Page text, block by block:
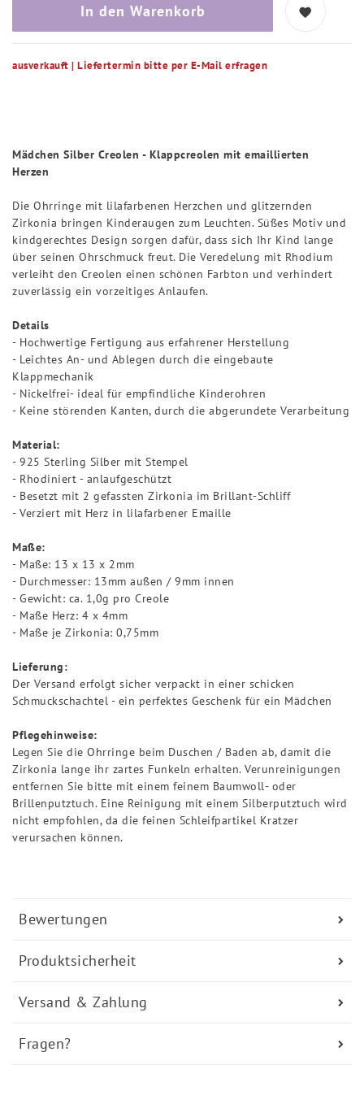
In den Warenkorb
ausverkauft | Liefertermin bitte per E-Mail erfragen
Bewertungen
Produktsicherheit
Versand & Zahlung
Fragen?
Mädchen Silber Creolen - Klappcreolen mit emaillierten
Herzen
Die Ohrringe mit lilafarbenen Herzchen und glitzernden
Zirkonia bringen Kinderaugen zum Leuchten. Süßes Motiv und
kindgerechtes Design sorgen dafür, dass sich Ihr Kind lange
über seinen Ohrschmuck freut. Die Veredelung mit Rhodium
verleiht den Creolen einen schönen Farbton und verhindert
zuverlässig ein vorzeitiges Anlaufen.
Details
- Hochwertige Fertigung aus erfahrener Herstellung
- Leichtes An- und Ablegen durch die eingebaute
Klappmechanik
- Nickelfrei- ideal für empfindliche Kinderohren
- Keine störenden Kanten, durch die abgerundete Verarbeitung
Material:
- 925 Sterling Silber mit Stempel
- Rhodiniert - anlaufgeschützt
- Besetzt mit 2 gefassten Zirkonia im Brillant-Schliff
- Verziert mit Herz in lilafarbener Emaille
Maße:
- Maße: 13 x 13 x 2mm
- Durchmesser: 13mm außen / 9mm innen
- Gewicht: ca. 1,0g pro Creole
- Maße Herz: 4 x 4mm
- Maße je Zirkonia: 0,75mm
Lieferung:
Der Versand erfolgt sicher verpackt in einer schicken
Schmuckschachtel - ein perfektes Geschenk für ein Mädchen
Pflegehinweise:
Legen Sie die Ohrringe beim Duschen / Baden ab, damit die
Zirkonia lange ihr zartes Funkeln erhalten. Verunreinigungen
entfernen Sie bitte mit einem feinem Baumwoll- oder
Brillenputztuch. Eine Reinigung mit einem Silberputztuch wird
nicht empfohlen, da die feinen Schleifpartikel Kratzer
verursachen können.